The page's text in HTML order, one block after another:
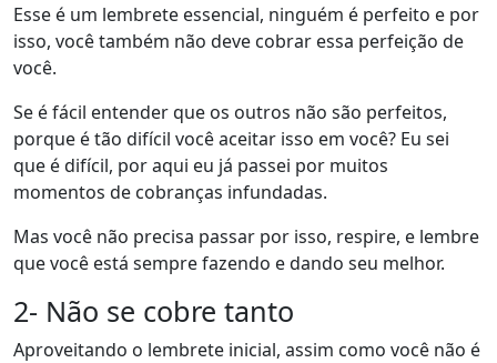
Esse é um lembrete essencial, ninguém é perfeito e por
isso, você também não deve cobrar essa perfeição de
você.
Se é fácil entender que os outros não são perfeitos,
porque é tão difícil você aceitar isso em você? Eu sei
que é difícil, por aqui eu já passei por muitos
momentos de cobranças infundadas.
Mas você não precisa passar por isso, respire, e lembre
que você está sempre fazendo e dando seu melhor.
2- Não se cobre tanto
Aproveitando o lembrete inicial, assim como você não é